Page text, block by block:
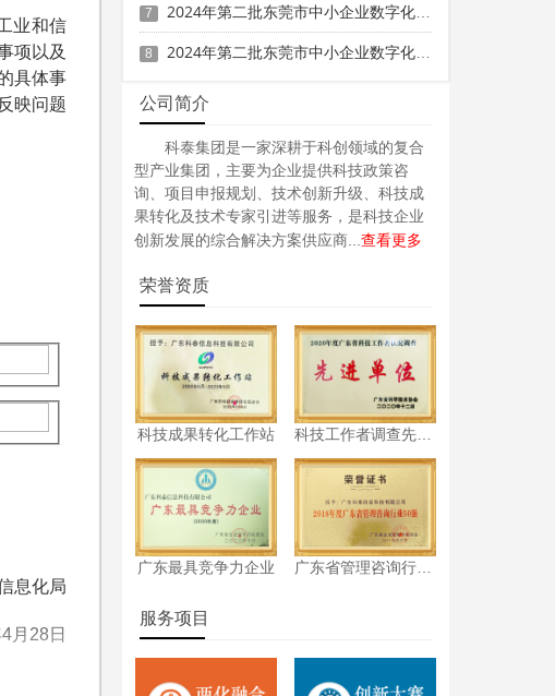
业和信
项以及
具体事
映问题
息化局
28日
7 2024年第二批东莞市中小企业数字化转型城市试点专项资金两化融合管理体系贯标项目资助计划
8 2024年第二批东莞市中小企业数字化转型城市试点专项资金两化融合管理体系贯标项目拟资助企业名单的公示
公司简介
科泰集团是一家深耕于科创领域的复合
型产业集团，主要为企业提供科技政策咨
询、项目申报规划、技术创新升级、科技成
果转化及技术专家引进等服务，是科技企业
创新发展的综合解决方案供应商... 查看更多
荣誉资质
科技成果转化工作站
广东最具竞争力企业
服务项目